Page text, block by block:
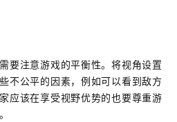
要注意游戏的平衡性。将视角设置
不公平的因素，例如可以看到敌方
应该在享受视野优势的也要尊重游